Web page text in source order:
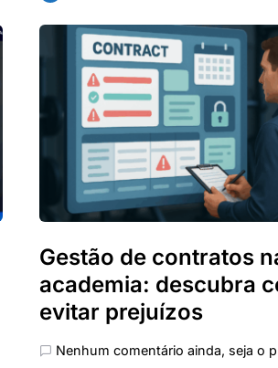
Gestão de contratos
academia: descubra
evitar prejuízos
Nenhum comentário ainda, seja o